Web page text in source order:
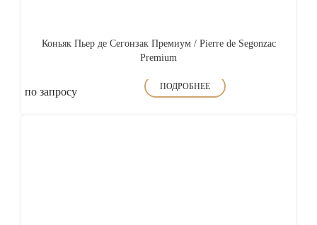
Коньяк Пьер де Сегонзак Премиум / Pierre de Segonzac
Premium
по запросу ПОДРОБНЕЕ